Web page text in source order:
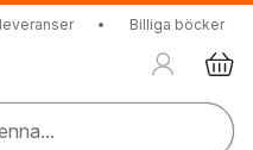
• Billiga böcker